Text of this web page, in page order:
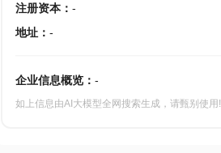
注册资本： -
地址： -
企业信息概览： -
如上信息由AI大模型全网搜索生成，请甄别使用!